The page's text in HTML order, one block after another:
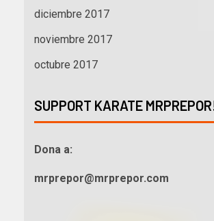
diciembre 2017
noviembre 2017
octubre 2017
SUPPORT KARATE
Dona a:
mrprepor@mrprepor.com